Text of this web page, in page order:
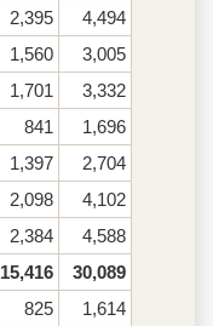
2,395
4,494
1,560
3,005
1,701
3,332
841
1,696
1,397
2,704
2,098
4,102
2,384
4,588
15,416
30,089
825
1,614